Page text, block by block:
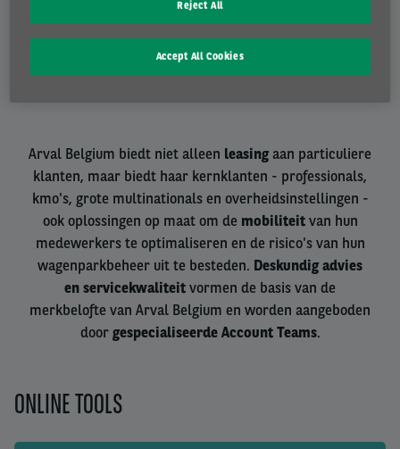
Brede selectie van snel beschikbare wagens
Arval Belgium biedt niet alleen leasing aan particuliere
klanten, maar biedt haar kernklanten - professionals,
kmo's, grote multinationals en overheidsinstellingen -
ook oplossingen op maat om de mobiliteitvan hun
medewerkers te optimaliseren en de risico's van hun
wagenparkbeheer uit te besteden. Deskundig advies
en servicekwaliteit vormen de basis van de
merkbelofte van Arval Belgium en worden aangeboden
door gespecialiseerde Account Teams.
ONLINE TOOLS
Reject All
Accept All Cookies